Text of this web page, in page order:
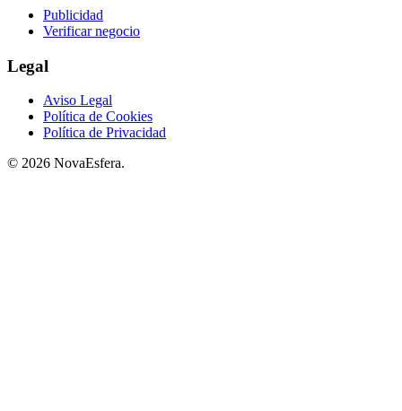
Publicidad
Verificar negocio
Legal
Aviso Legal
Política de Cookies
Política de Privacidad
© 2026 NovaEsfera.